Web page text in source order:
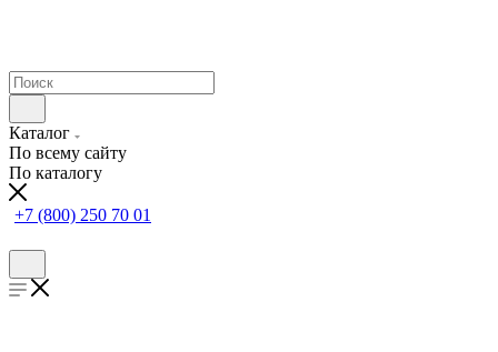
Каталог
По всему сайту
По каталогу
+7 (800) 250 70 01